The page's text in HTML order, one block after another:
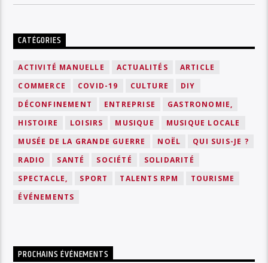
CATÉGORIES
ACTIVITÉ MANUELLE ACTUALITÉS
ARTICLE
COMMERCE
COVID-19 CULTURE
DIY
DÉCONFINEMENT
ENTREPRISE
GASTRONOMIE,
HISTOIRE
LOISIRS MUSIQUE
MUSIQUE LOCALE
MUSÉE DE LA GRANDE GUERRE
NOËL
QUI SUIS-JE ?
RADIO
SANTÉ SOCIÉTÉ
SOLIDARITÉ
SPECTACLE,
SPORT TALENTS RPM
TOURISME
ÉVÉNEMENTS
PROCHAINS ÉVÉNEMENTS